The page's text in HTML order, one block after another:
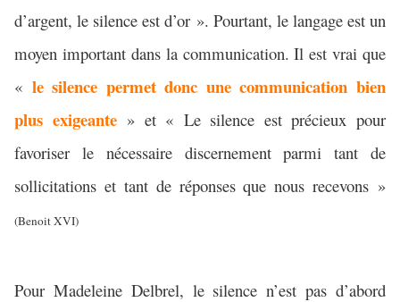
d’argent, le silence est d’or ». Pourtant, le langage est un
moyen important dans la communication. Il est vrai que
« le silence permet donc une communication bien
plus exigeante» et « Le silence est précieux pour
favoriser le nécessaire discernement parmi tant de
sollicitations et tant de réponses que nous recevons »
(Benoit XVI)
Pour Madeleine Delbrel, le silence n’est pas d’abord